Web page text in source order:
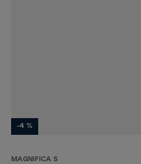
-4 %
MAGNIFICA S